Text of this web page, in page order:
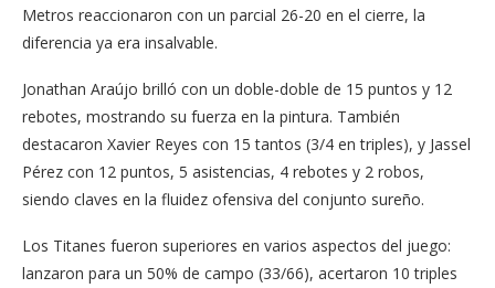
Metros reaccionaron con un parcial 26-20 en el cierre, la
diferencia ya era insalvable.
Jonathan Araújo brilló con un doble-doble de 15 puntos y 12
rebotes, mostrando su fuerza en la pintura. También
destacaron Xavier Reyes con 15 tantos (3/4 en triples), y Jassel
Pérez con 12 puntos, 5 asistencias, 4 rebotes y 2 robos,
siendo claves en la fluidez ofensiva del conjunto sureño.
Los Titanes fueron superiores en varios aspectos del juego:
lanzaron para un 50% de campo (33/66), acertaron 10 triples